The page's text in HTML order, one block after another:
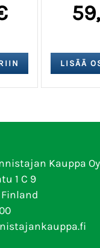
Kauppa Oy
1 C 9
Finland